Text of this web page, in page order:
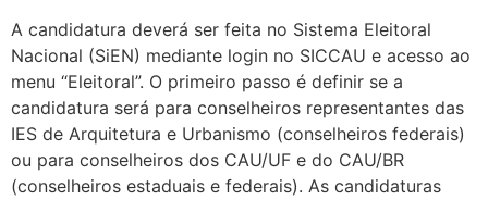
A candidatura deverá ser feita no Sistema Eleitoral
Nacional (SiEN) mediante login no SICCAU e acesso ao
menu “Eleitoral”. O primeiro passo é definir se a
candidatura será para conselheiros representantes das
IES de Arquitetura e Urbanismo (conselheiros federais)
ou para conselheiros dos CAU/UF e do CAU/BR
(conselheiros estaduais e federais). As candidaturas